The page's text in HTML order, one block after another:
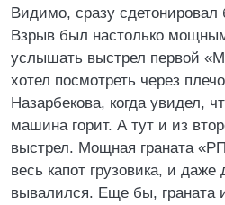
Видимо, сразу сдетонировал
Взрыв был настолько
услышать выстрел первой
хотел посмотреть через
Назарбекова, когда увидел,
машина горит. А тут и из
выстрел. Мощная граната
весь капот грузовика, и даже
вывалился. Еще бы, граната